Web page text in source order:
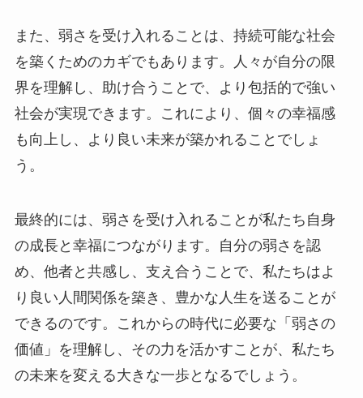
また、弱さを受け入れることは、持続可能な社会
を築くためのカギでもあります。人々が自分の限
界を理解し、助け合うことで、より包括的で強い
社会が実現できます。これにより、個々の幸福感
も向上し、より良い未来が築かれることでしょ
う。
最終的には、弱さを受け入れることが私たち自身
の成長と幸福につながります。自分の弱さを認
め、他者と共感し、支え合うことで、私たちはよ
り良い人間関係を築き、豊かな人生を送ることが
できるのです。これからの時代に必要な「弱さの
価値」を理解し、その力を活かすことが、私たち
の未来を変える大きな一歩となるでしょう。